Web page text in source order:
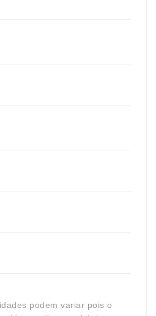
podem variar pois o